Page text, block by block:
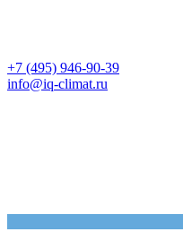
+7 (495) 946-90-39
info@iq-climat.ru